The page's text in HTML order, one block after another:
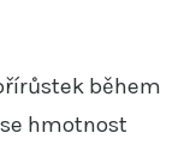
během
hmotnost